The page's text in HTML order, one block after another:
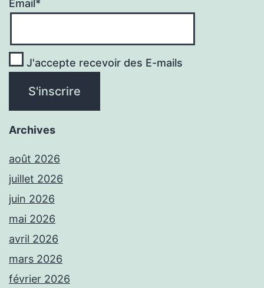
Email*
J'accepte recevoir des E-mails
Archives
août 2026
juillet 2026
juin 2026
mai 2026
avril 2026
mars 2026
février 2026